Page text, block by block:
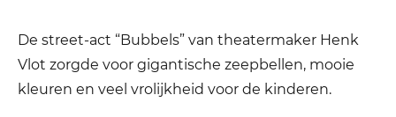
De street-act “Bubbels” van theatermaker Henk
Vlot zorgde voor gigantische zeepbellen, mooie
kleuren en veel vrolijkheid voor de kinderen.